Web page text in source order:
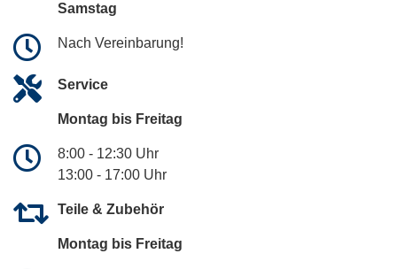
Samstag
Nach Vereinbarung!
Service
Montag bis Freitag
8:00 - 12:30 Uhr
13:00 - 17:00 Uhr
Teile & Zubehör
Montag bis Freitag